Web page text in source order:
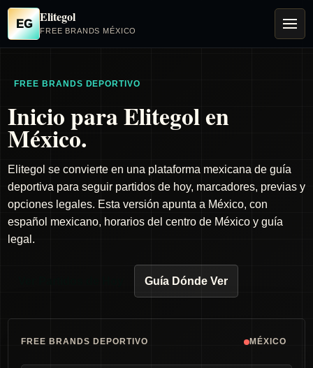
EG Elitegol
FREE BRANDS MÉXICO
FREE BRANDS DEPORTIVO
Inicio para Elitegol en
México.
Elitegol se convierte en una plataforma mexicana de guía
deportiva para seguir partidos de hoy, marcadores, previas y
opciones legales. Esta versión apunta a México, con
español mexicano, horarios del centro de México y guía
legal.
Guía Dónde Ver
FREE BRANDS DEPORTIVO MÉXICO